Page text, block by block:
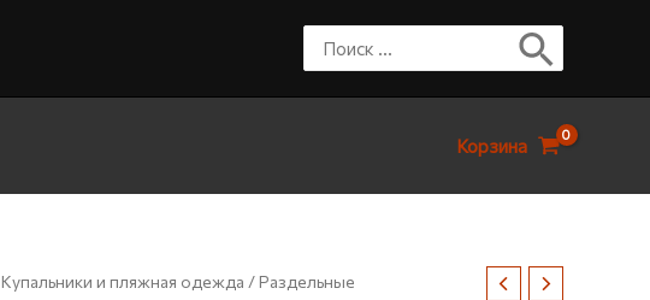
Корзина
Купальники и пляжная одежда /Раздельные